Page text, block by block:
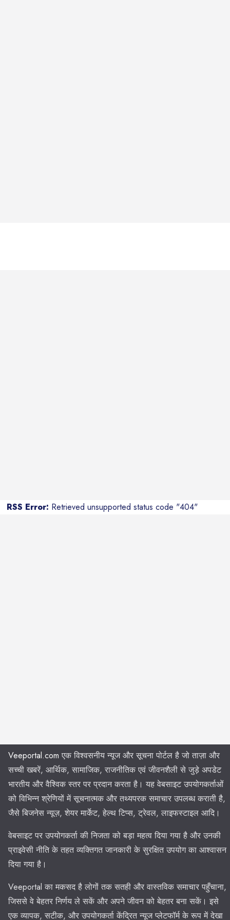
RSS Error: Retrieved unsupported status code "404"
Veeportal.com एक विश्वसनीय न्यूज और सूचना पोर्टल है जो ताज़ा और
सच्ची खबरें, आर्थिक, सामाजिक, राजनीतिक एवं जीवनशैली से जुड़े अपडेट
भारतीय और वैश्विक स्तर पर प्रदान करता है। यह वेबसाइट उपयोगकर्ताओं
को विभिन्न श्रेणियों में सूचनात्मक और तथ्यपरक समाचार उपलब्ध कराती है,
जैसे बिजनेस न्यूज़, शेयर मार्केट, हेल्थ टिप्स, ट्रेवल, लाइफस्टाइल आदि।
वेबसाइट पर उपयोगकर्ता की निजता को बड़ा महत्व दिया गया है और उनकी
प्राइवेसी नीति के तहत व्यक्तिगत जानकारी के सुरक्षित उपयोग का आश्वासन
दिया गया है।
Veeportal का मकसद है लोगों तक सतही और वास्तविक समाचार पहुँचाना,
जिससे वे बेहतर निर्णय ले सकें और अपने जीवन को बेहतर बना सकें। इसे
एक व्यापक, सटीक, और उपयोगकर्ता केंद्रित न्यूज प्लेटफॉर्म के रूप में देखा